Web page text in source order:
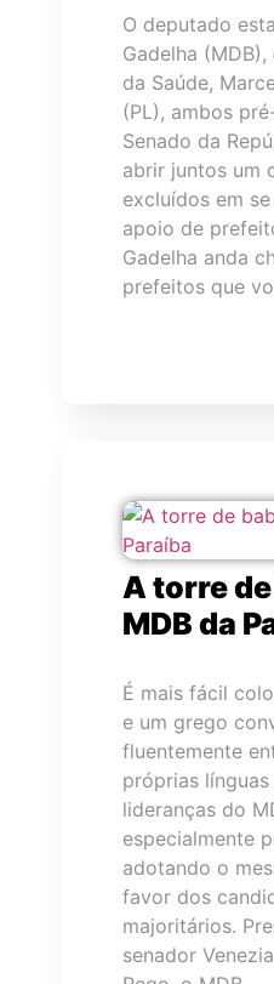
O deputado
Gadelha
da Saúde,
(PL), ambos
Senado da
abrir juntos um
excluídos em
apoio de
Gadelha anda
prefeitos que
A torre
MDB da
É mais fácil
e um grego
fluentemente
próprias
lideranças do
especialmente
adotando o
favor dos
majoritários.
senador